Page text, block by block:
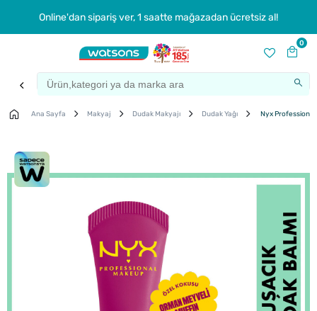
Online'dan sipariş ver, 1 saatte mağazadan ücretsiz al!
0
Ana Sayfa Makyaj Dudak Makyajı Dudak Yağı Nyx Professional